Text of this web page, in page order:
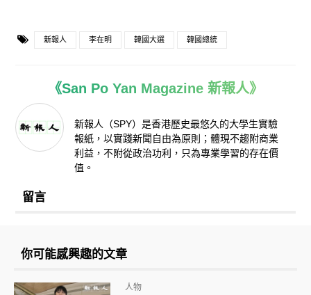
新報人 李在明 韓國大選 韓國總統
《San Po Yan Magazine 新報人》
新報人（SPY）是香港歷史最悠久的大學生實驗
報紙，以實踐新聞自由為原則；體現不趨附商業
利益，不附從政治功利，只為專業學習的存在價
值。
留言
你可能感興趣的文章
人物